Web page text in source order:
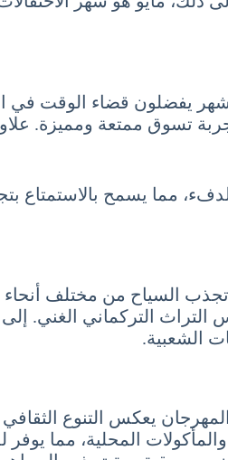
يفضلون قضاء الوقت في
تسوق ممتعة ومميزة.
مما يسمح بالاستمتاع
السياح من مختلف
التراث التركماني
الشعبية.
يعكس التنوع
المحلية، مما يوفر